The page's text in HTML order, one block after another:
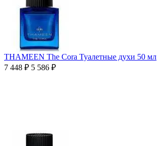
THAMEEN The Cora Туалетные духи 50 мл
7 448 ₽ 5 586 ₽